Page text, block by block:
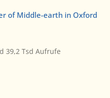
of Middle-earth in Oxford
39,2 Tsd Aufrufe